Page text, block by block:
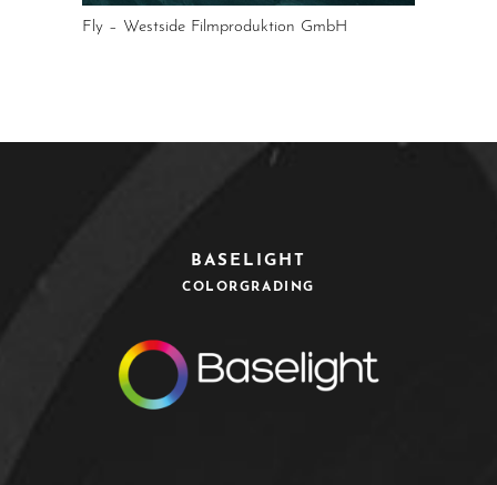
Fly – Westside Filmproduktion GmbH
BASELIGHT
COLORGRADING